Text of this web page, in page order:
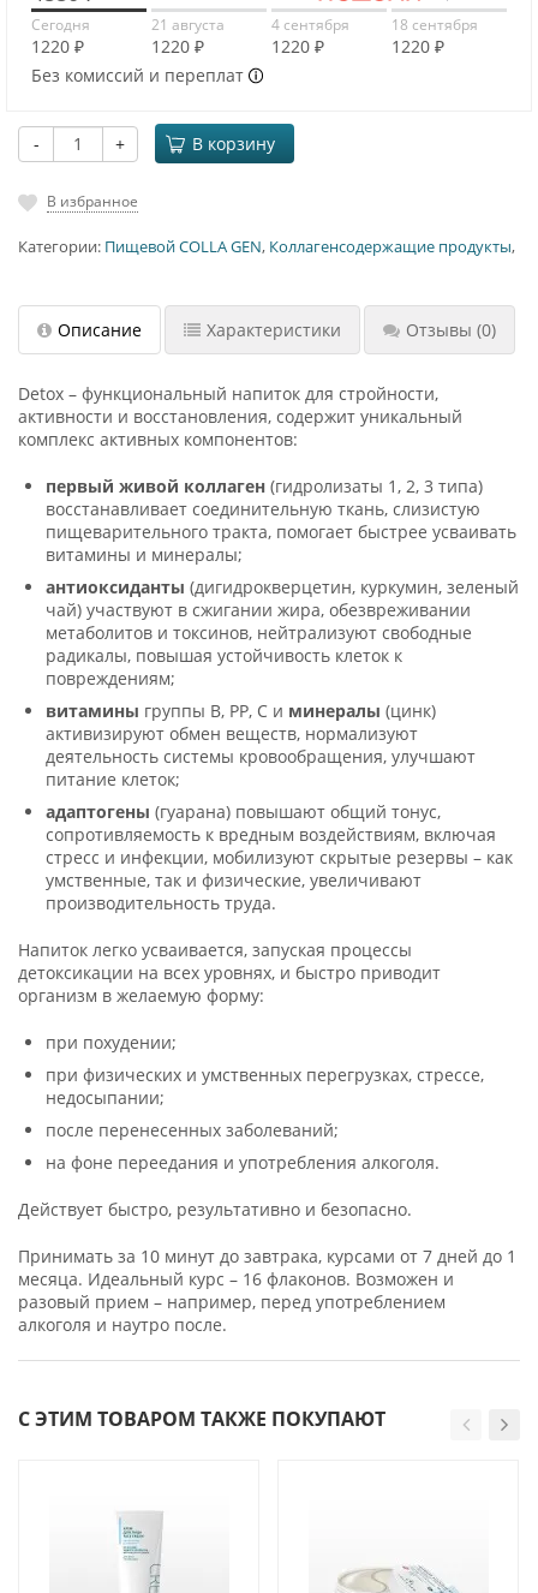
Сегодня
1220 ₽
21 августа
1220 ₽
4 сентября
1220 ₽
18 сентября
1220 ₽
Без комиссий и переплат
- + В корзину
В избранное
Категории: Пищевой COLLA GEN, Коллагенсодержащие продукты,
Описание Характеристики Отзывы (0)
Detox – функциональный напиток для стройности,
активности и восстановления, содержит уникальный
комплекс активных компонентов:
первый живой коллаген (гидролизаты 1, 2, 3 типа)
восстанавливает соединительную ткань, слизистую
пищеварительного тракта, помогает быстрее усваивать
витамины и минералы;
антиоксиданты (дигидрокверцетин, куркумин, зеленый
чай) участвуют в сжигании жира, обезвреживании
метаболитов и токсинов, нейтрализуют свободные
радикалы, повышая устойчивость клеток к
повреждениям;
витамины группы В, РР, С и минералы (цинк)
активизируют обмен веществ, нормализуют
деятельность системы кровообращения, улучшают
питание клеток;
адаптогены (гуарана) повышают общий тонус,
сопротивляемость к вредным воздействиям, включая
стресс и инфекции, мобилизуют скрытые резервы – как
умственные, так и физические, увеличивают
производительность труда.
Напиток легко усваивается, запуская процессы
детоксикации на всех уровнях, и быстро приводит
организм в желаемую форму:
при похудении;
при физических и умственных перегрузках, стрессе,
недосыпании;
после перенесенных заболеваний;
на фоне переедания и употребления алкоголя.
Действует быстро, результативно и безопасно.
Принимать за 10 минут до завтрака, курсами от 7 дней до 1
месяца. Идеальный курс – 16 флаконов. Возможен и
разовый прием – например, перед употреблением
алкоголя и наутро после.
С ЭТИМ ТОВАРОМ ТАКЖЕ ПОКУПАЮТ